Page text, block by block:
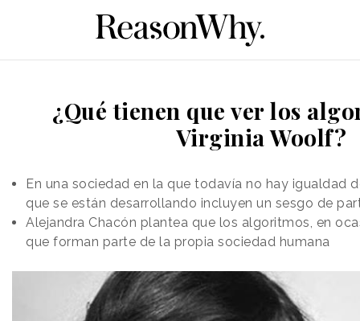
¿Qué tienen que ver los
Virginia Woolf?
En una sociedad en la que todavía no hay igualdad
que se están desarrollando incluyen un sesgo de
Alejandra Chacón plantea que los algoritmos, en
que forman parte de la propia sociedad humana